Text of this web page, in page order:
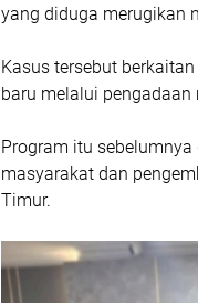
yang diduga merugikan
Kasus tersebut
baru melalui
Program itu
masyarakat dan
Timur.